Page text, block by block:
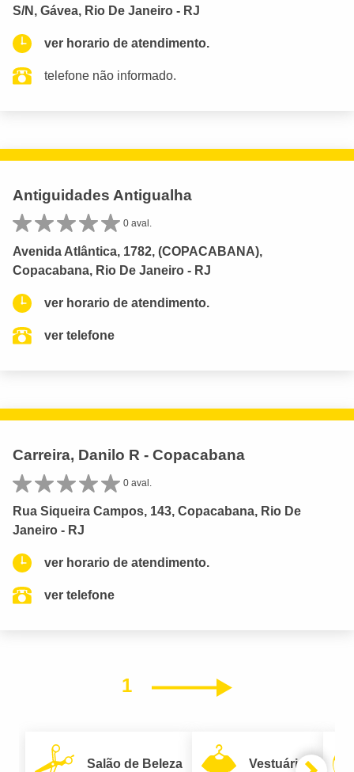
S/N, Gávea, Rio De Janeiro - RJ
ver horario de atendimento.
telefone não informado.
Antiguidades Antigualha
0 aval.
Avenida Atlântica, 1782, (COPACABANA),
Copacabana, Rio De Janeiro - RJ
ver horario de atendimento.
ver telefone
Carreira, Danilo R - Copacabana
0 aval.
Rua Siqueira Campos, 143, Copacabana, Rio De
Janeiro - RJ
ver horario de atendimento.
ver telefone
1 Próximo
Salão de Beleza Vestuário